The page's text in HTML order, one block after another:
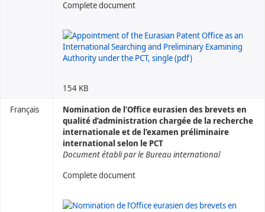
Complete document
154 KB
Français
Nomination de l’Office eurasien des brevets en
qualité d’administration chargée de la recherche
internationale et de l’examen préliminaire
international selon le PCT
Document établi par le Bureau international
Complete document